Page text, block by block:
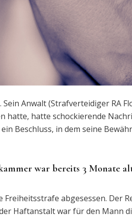
Anwalt (Strafverteidiger RA
hatte, hatte schockierende
Beschluss, in dem seine
war bereits 3 Monate
abgesessen. Der
Haftanstalt war für den Mann